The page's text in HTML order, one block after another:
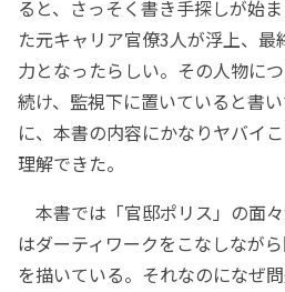
ると、さっそく書き手探しが始
た元キャリア官僚3人が浮上、
力となったらしい。その人物に
続け、監視下に置いていると書
に、本書の内容にかなりヤバイ
理解できた。
本書では「官邸ポリス」の面
はダーティワークをこなしなが
を描いている。それなのになぜ